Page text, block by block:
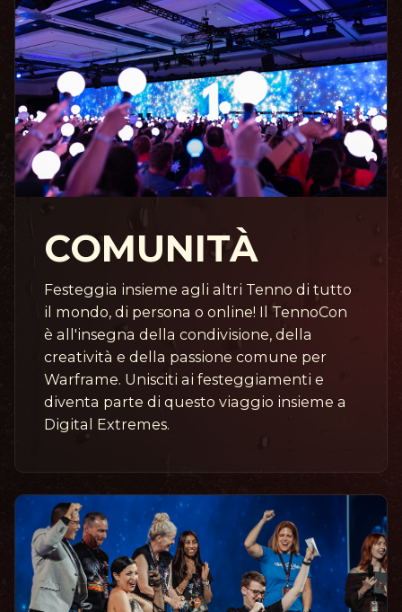
COMUNITÀ
Festeggia insieme agli altri Tenno di tutto
il mondo, di persona o online! Il TennoCon
è all'insegna della condivisione, della
creatività e della passione comune per
Warframe. Unisciti ai festeggiamenti e
diventa parte di questo viaggio insieme a
Digital Extremes.